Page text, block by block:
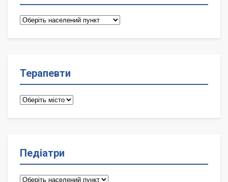
Сімейні
Терапевти
Терапевти
Педіатри
Педіатри